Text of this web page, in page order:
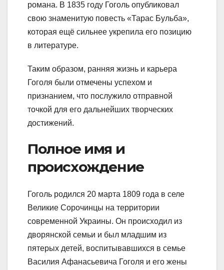
романа. В 1835 году Гоголь опубликовал
свою знаменитую повесть «Тарас Бульба»,
которая ещё сильнее укрепила его позицию
в литературе.
Таким образом, ранняя жизнь и карьера
Гоголя были отмечены успехом и
признанием, что послужило отправной
точкой для его дальнейших творческих
достижений.
Полное имя и
происхождение
Гоголь родился 20 марта 1809 года в селе
Великие Сорочинцы на территории
современной Украины. Он происходил из
дворянской семьи и был младшим из
пятерых детей, воспитывавшихся в семье
Василия Афанасьевича Гоголя и его жены